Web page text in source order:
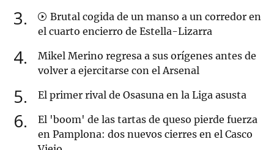
3
Brutal cogida de un manso a un corredor en
el cuarto encierro de Estella-Lizarra
4
Mikel Merino regresa a sus orígenes antes de
volver a ejercitarse con el Arsenal
5 El primer rival de Osasuna en la Liga asusta
6
El 'boom' de las tartas de queso pierde fuerza
en Pamplona: dos nuevos cierres en el Casco